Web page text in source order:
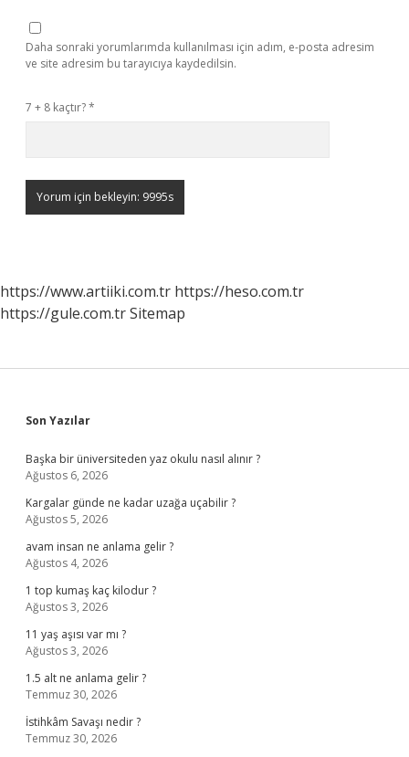
Daha sonraki yorumlarımda kullanılması için adım, e-posta adresim
ve site adresim bu tarayıcıya kaydedilsin.
7 + 8 kaçtır?*
https://www.artiiki.com.tr https://heso.com.tr
https://gule.com.trSitemap
Sidebar
Son Yazılar
Başka bir üniversiteden yaz okulu nasıl alınır ?
Ağustos 6, 2026
Kargalar günde ne kadar uzağa uçabilir ?
Ağustos 5, 2026
avam insan ne anlama gelir ?
Ağustos 4, 2026
1 top kumaş kaç kilodur ?
Ağustos 3, 2026
11 yaş aşısı var mı ?
Ağustos 3, 2026
1.5 alt ne anlama gelir ?
Temmuz 30, 2026
İstihkâm Savaşı nedir ?
Temmuz 30, 2026